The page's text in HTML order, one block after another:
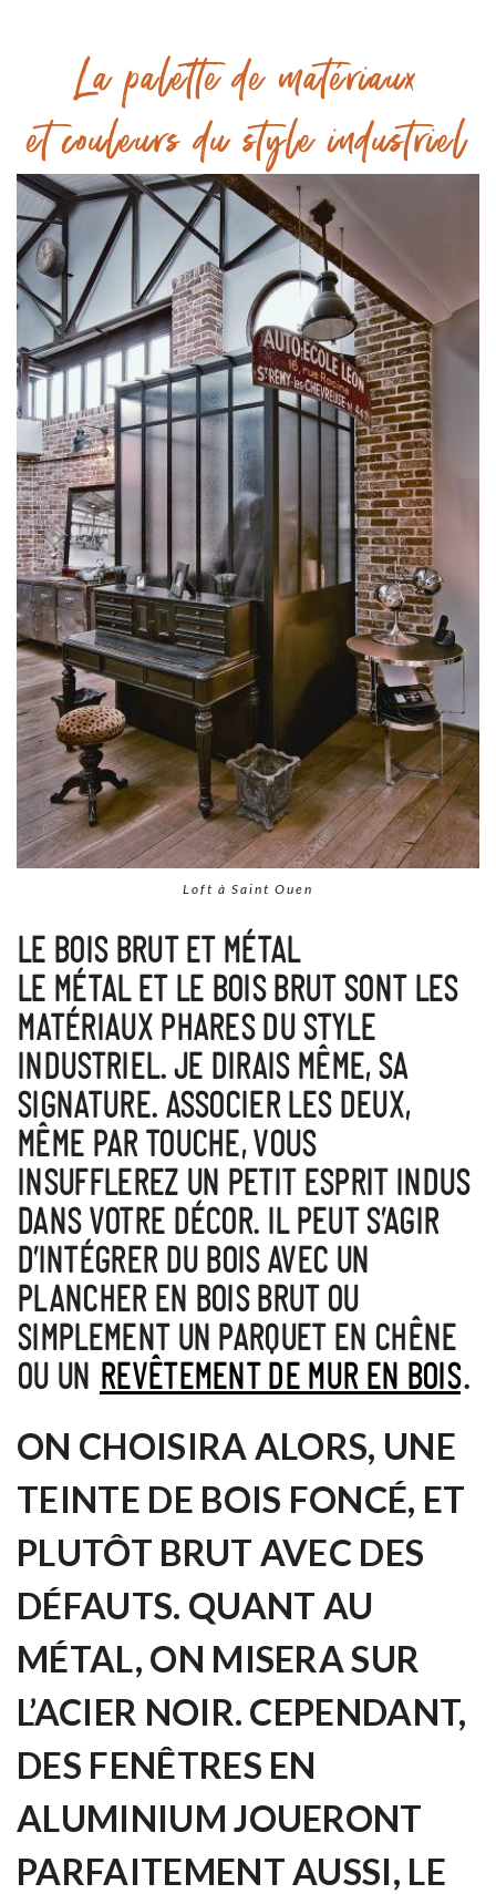
La palette de matériaux
et couleurs du style industriel
Loft à Saint Ouen
LE BOIS BRUT ET MÉTAL
LE MÉTAL ET LE BOIS BRUT SONT LES
MATÉRIAUX PHARES DU STYLE
INDUSTRIEL. JE DIRAIS MÊME, SA
SIGNATURE. ASSOCIER LES DEUX,
MÊME PAR TOUCHE, VOUS
INSUFFLEREZ UN PETIT ESPRIT INDUS
DANS VOTRE DÉCOR. IL PEUT S’AGIR
D’INTÉGRER DU BOIS AVEC UN
PLANCHER EN BOIS BRUT OU
SIMPLEMENT UN PARQUET EN CHÊNE
OU UN REVÊTEMENT DE MUR EN BOIS.
ON CHOISIRA ALORS, UNE
TEINTE DE BOIS FONCÉ, ET
PLUTÔT BRUT AVEC DES
DÉFAUTS. QUANT AU
MÉTAL, ON MISERA SUR
L’ACIER NOIR. CEPENDANT,
DES FENÊTRES EN
ALUMINIUM JOUERONT
PARFAITEMENT AUSSI, LE